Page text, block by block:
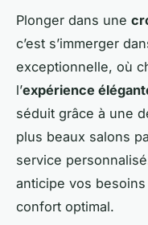
Plonger dans une
c’est s’immerger
exceptionnelle, où
l’expérience
séduit grâce à une
plus beaux salons
service
anticipe vos besoins
confort optimal.